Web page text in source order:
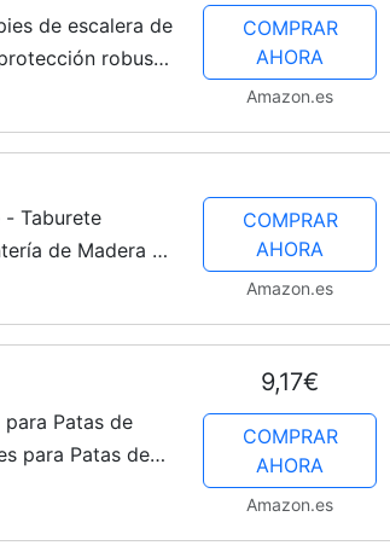
de escalera de
robusta
COMPRAR
AHORA
Amazon.es
- Taburete
de Madera -
COMPRAR
AHORA
Amazon.es
Patas de
para Patas de
9,17€
COMPRAR
AHORA
Amazon.es